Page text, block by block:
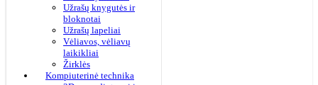
Užrašų knygutės ir
bloknotai
Užrašų lapeliai
Vėliavos, vėliavų
laikikliai
Žirklės
Kompiuterinė technika